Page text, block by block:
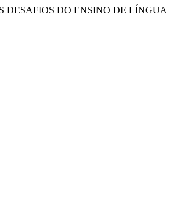
DESAFIOS DO ENSINO DE LÍNGUA